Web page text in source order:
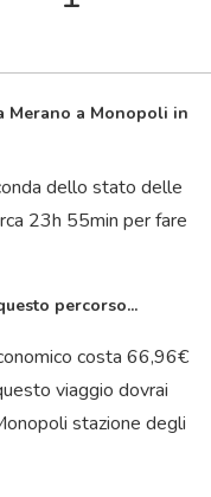
Merano a Monopoli in
dello stato delle
23h 55min per fare
percorso...
costa 66,96€
viaggio dovrai
stazione degli